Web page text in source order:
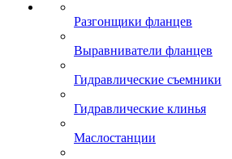
Разгонщики фланцев
Выравниватели фланцев
Гидравлические съемники
Гидравлические клинья
Маслостанции